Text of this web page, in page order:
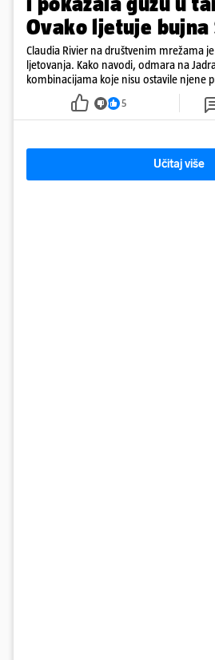
Ovako ljetuje bujna
Claudia Rivier na društvenim mrežama
ljetovanja. Kako navodi, odmara na
kombinacijama koje nisu ostavile njene
5
Učitaj više